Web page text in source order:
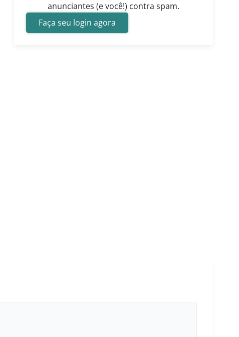
anunciantes (e você!) contra spam.
Faça seu login agora